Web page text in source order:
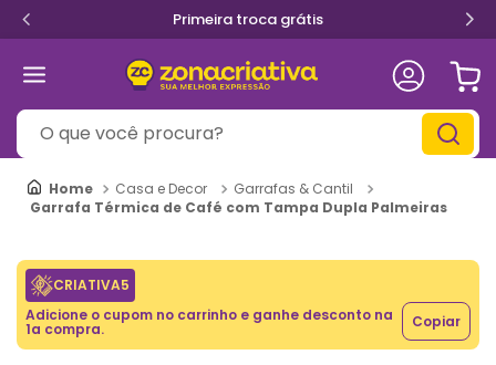
Primeira troca grátis
O que você procura?
Casa e Decor
Garrafas & Cantil
Garrafa Térmica de Café com Tampa Dupla Palmeiras
CRIATIVA5
Adicione o cupom no carrinho e ganhe desconto na
1a compra. Copiar